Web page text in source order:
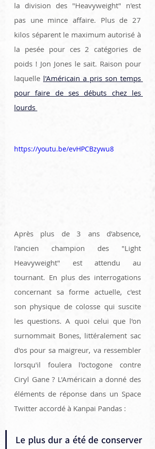
la division des "Heavyweight" n'est
pas une mince affaire. Plus de 27
kilos séparent le maximum autorisé à
la pesée pour ces 2 catégories de
poids ! Jon Jones le sait. Raison pour
laquelle l'Américain a pris son temps
pour faire de ses débuts chez les
lourds
https://youtu.be/evHPCBzywu8
Après plus de 3 ans d'absence,
l'ancien champion des "Light
Heavyweight" est attendu au
tournant. En plus des interrogations
concernant sa forme actuelle, c'est
son physique de colosse qui suscite
les questions. A quoi celui que l'on
surnommait Bones, littéralement sac
d'os pour sa maigreur, va ressembler
lorsqu'il foulera l'octogone contre
Ciryl Gane ? L'Américain a donné des
éléments de réponse dans un Space
Twitter accordé à Kanpai Pandas :
Le plus dur a été de conserver